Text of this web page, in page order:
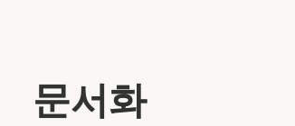
문서화